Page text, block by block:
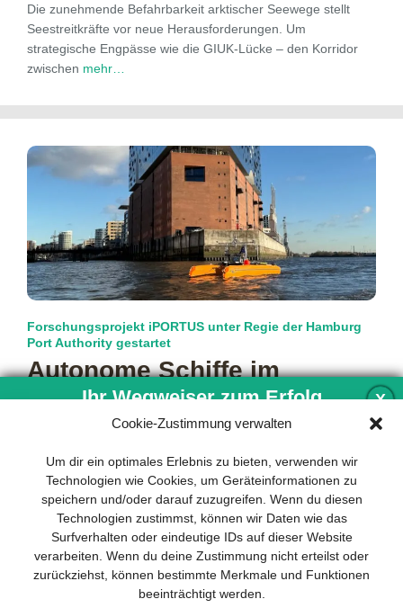
Cookie-Zustimmung verwalten
Um dir ein optimales Erlebnis zu bieten, verwenden wir
Technologien wie Cookies, um Geräteinformationen zu
speichern und/oder darauf zuzugreifen. Wenn du diesen
Technologien zustimmst, können wir Daten wie das
Surfverhalten oder eindeutige IDs auf dieser Website
verarbeiten. Wenn du deine Zustimmung nicht erteilst oder
zurückziehst, können bestimmte Merkmale und Funktionen
beeinträchtigt werden.
Die zunehmende Befahrbarkeit arktischer Seewege stellt
Seestreitkräfte vor neue Herausforderungen. Um
strategische Engpässe wie die GIUK-Lücke – den Korridor
zwischen mehr…
Forschungsprojekt iPORTUS unter Regie der Hamburg
Port Authority gestartet
Autonome Schiffe im
Hamburger Hafen
Unbemannte, automatisiert agierende Wasserfahrzeuge sind
komplexe Umgebungen integriert werden können.mehr…
X
Ihr Wegweiser zum Erfolg
nachhaltigen Geschäftsmodells sind für
jedes Unternehmen unverzichtbar. Das
Business Model Canvas hilft, sich dabei
auf das Wesentliche zu konzentrieren
und stets im Blick zu behalten, worauf es
wirklich ankommt.
Abonnieren Sie unseren kostenlosen